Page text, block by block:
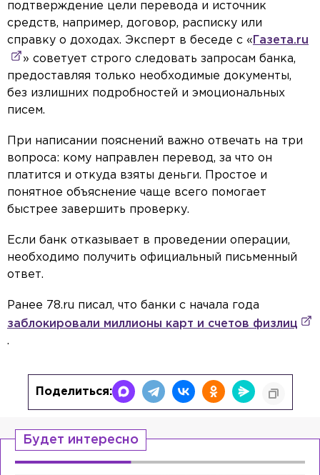
подтверждение цели перевода и источник
средств, например, договор, расписку или
справку о доходах. Эксперт в беседе с « Газета.ru
» советует строго следовать запросам банка,
предоставляя только необходимые документы,
без излишних подробностей и эмоциональных
писем.
При написании пояснений важно отвечать на три
вопроса: кому направлен перевод, за что он
платится и откуда взяты деньги. Простое и
понятное объяснение чаще всего помогает
быстрее завершить проверку.
Если банк отказывает в проведении операции,
необходимо получить официальный письменный
ответ.
Ранее 78.ru писал, что банки с начала года
заблокировали миллионы карт и счетов физлиц
.
Поделиться:
Будет интересно